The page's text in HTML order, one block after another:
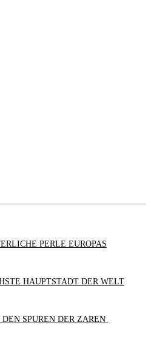
PERLE EUROPAS
HAUPTSTADT DER WELT
SPUREN DER ZAREN